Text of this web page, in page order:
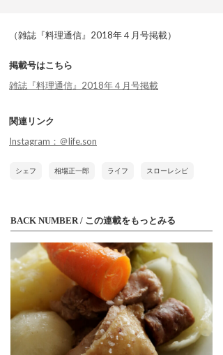
（雑誌『料理通信』2018年４月号掲載）
掲載号はこちら
雑誌『料理通信』2018年４月号掲載
関連リンク
Instagram：＠life.son
シェフ 相場正一郎 ライフ スローレシピ
BACK NUMBER / この連載をもっとみる